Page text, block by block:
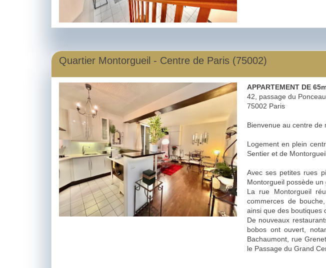
Quartier Montorgueil - Centre de Paris (75002)
APPARTEMENT DE
42, passage du Ponceau
75002 Paris
Bienvenue au centre de
Logement en plein
Sentier et de
Avec ses petites rues
Montorgueil possède un
La rue Montorgueil
commerces de
ainsi que des boutiques
De nouveaux
bobos ont ouvert,
Bachaumont, rue
le Passage du Grand